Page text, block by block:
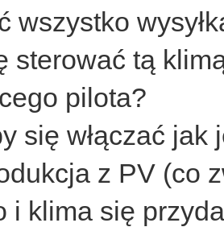
wszystko
sterować tą
pilota?
się włączać
z PV (co
i klima się